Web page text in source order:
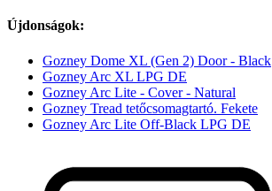
Újdonságok:
Gozney Dome XL (Gen 2) Door - Black
Gozney Arc XL LPG DE
Gozney Arc Lite - Cover - Natural
Gozney Tread tetőcsomagtartó. Fekete
Gozney Arc Lite Off-Black LPG DE